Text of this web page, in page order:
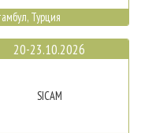
Турция
20-23.10.2026
SICAM